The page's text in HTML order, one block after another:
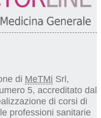
di MeTMi Srl,
5, accreditato dal
di corsi di
professioni sanitarie